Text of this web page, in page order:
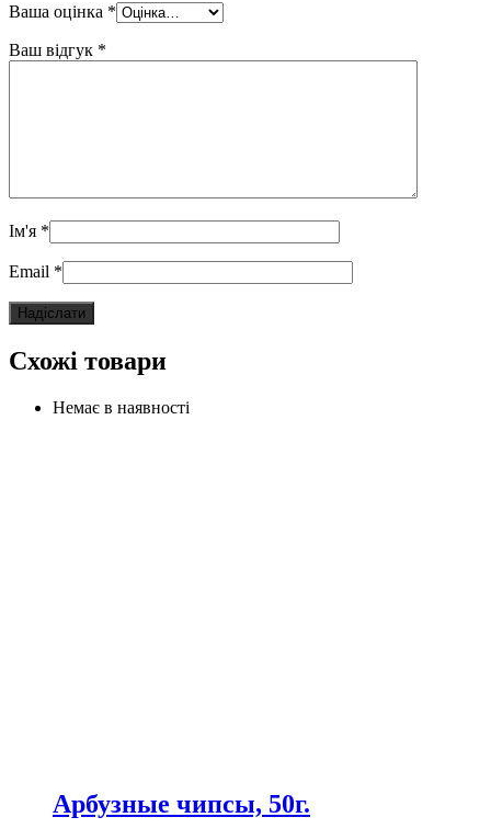
Ваша оцінка *
Ваш відгук *
Ім'я *
Email *
Схожі товари
Немає в наявності
Арбузные чипсы, 50г.